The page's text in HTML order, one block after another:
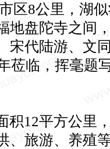
区8公里，湖
地盘陀寺之间
宋代陆游、文
莅临，挥毫题
12平方公里
、旅游、养殖